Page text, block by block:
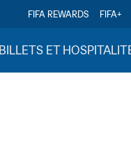
FIFA REWARDS FIFA+
BILLETS ET